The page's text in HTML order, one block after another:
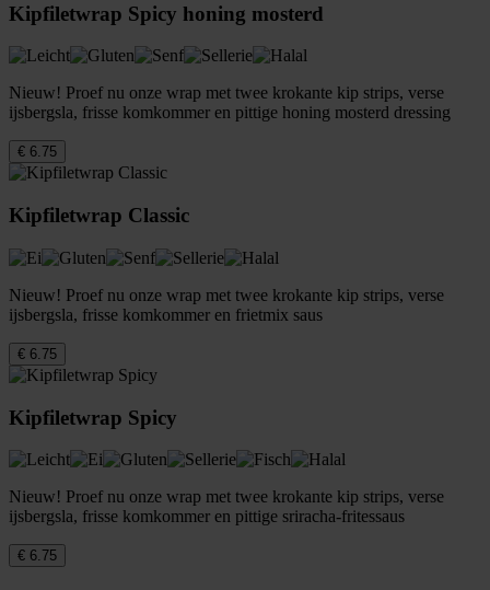
Kipfiletwrap Spicy honing mosterd
Nieuw! Proef nu onze wrap met twee krokante kip strips, verse
ijsbergsla, frisse komkommer en pittige honing mosterd dressing
€ 6.75
Kipfiletwrap Classic
Nieuw! Proef nu onze wrap met twee krokante kip strips, verse
ijsbergsla, frisse komkommer en frietmix saus
€ 6.75
Kipfiletwrap Spicy
Nieuw! Proef nu onze wrap met twee krokante kip strips, verse
ijsbergsla, frisse komkommer en pittige sriracha-fritessaus
€ 6.75